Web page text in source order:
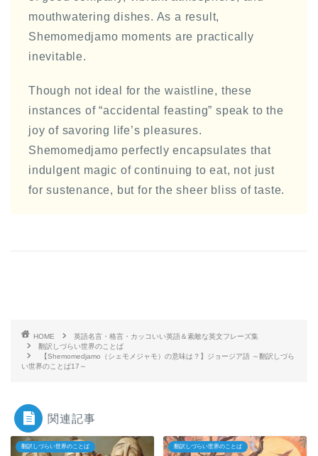
mouthwatering dishes. As a result,
Shemomedjamo moments are practically
inevitable.
Though not ideal for the waistline, these
instances of “accidental feasting” speak to the
joy of savoring life’s pleasures.
Shemomedjamo perfectly encapsulates that
indulgent magic of continuing to eat, not just
for sustenance, but for the sheer bliss of taste.
HOME
英語名言・格言・カッコいい英語＆素敵な英文フレーズ集
翻訳しづらい世界のことば
【Shemomedjamo（シェモメジャモ）の意味は？】ジョージア語 ～翻訳しづら
い世界のことば17～
関連記事
翻訳しづらい世界のことば 翻訳しづらい世界のことば